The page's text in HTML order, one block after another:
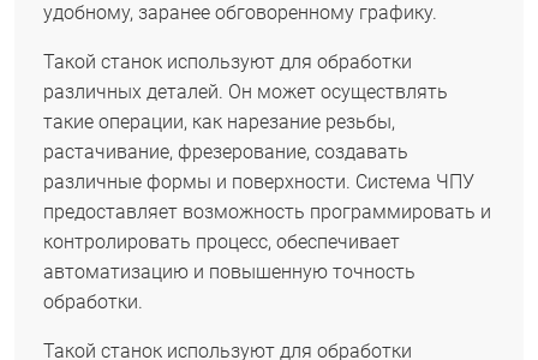
удобному, заранее обговоренному графику.
Такой станок используют для обработки
различных деталей. Он может осуществлять
такие операции, как нарезание резьбы,
растачивание, фрезерование, создавать
различные формы и поверхности. Система ЧПУ
предоставляет возможность программировать и
контролировать процесс, обеспечивает
автоматизацию и повышенную точность
обработки.
Такой станок используют для обработки